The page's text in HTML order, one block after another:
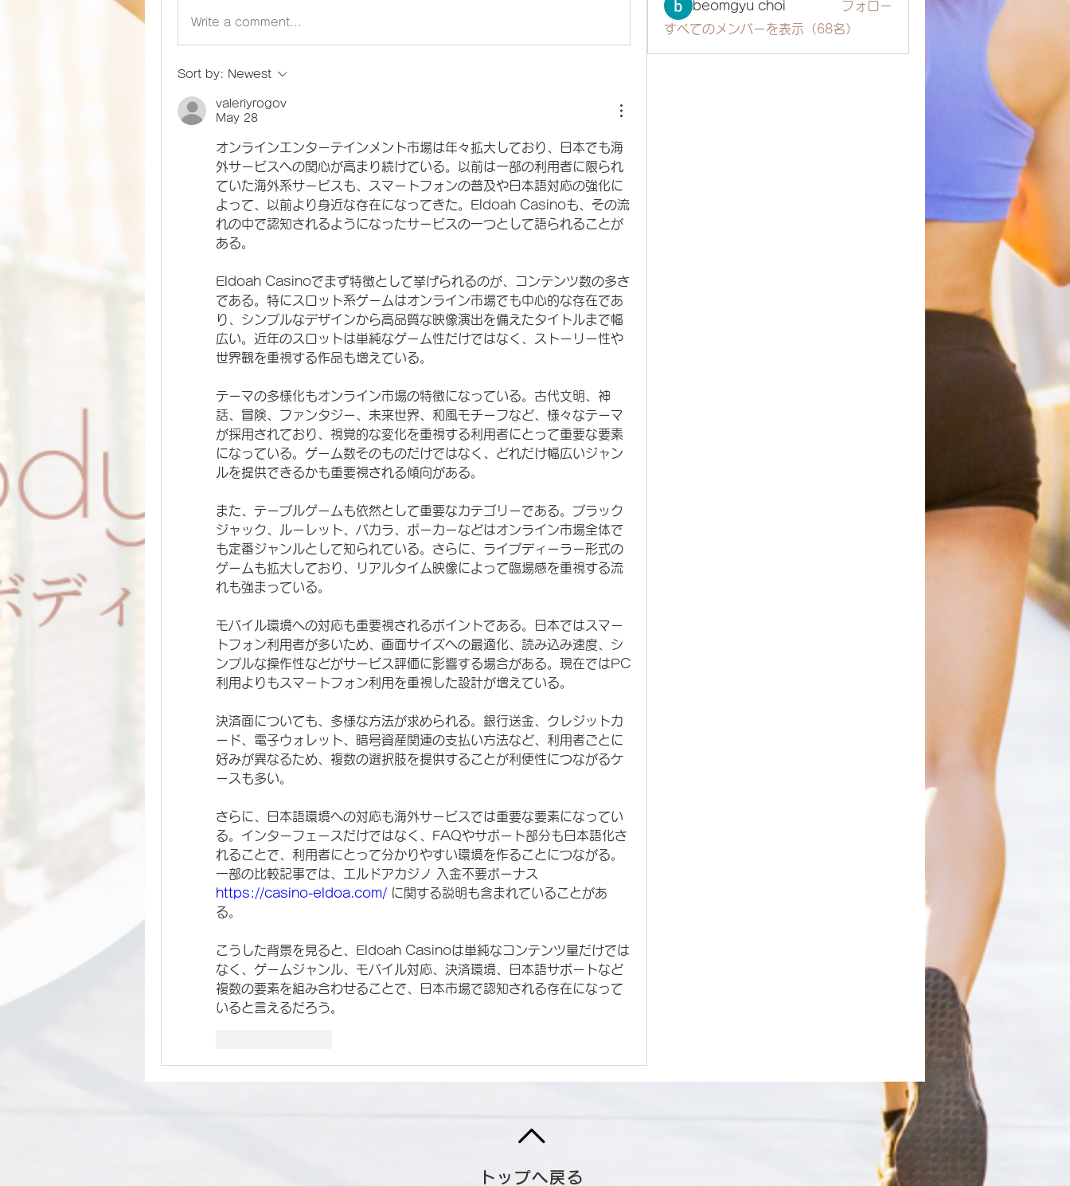
Write a comment...
Sort by: Newest
valeriyrogov
May 28
オンラインエンターテインメント市場は年々拡大しており、日本でも海
外サービスへの関心が高まり続けている。以前は一部の利用者に限られ
ていた海外系サービスも、スマートフォンの普及や日本語対応の強化に
よって、以前より身近な存在になってきた。Eldoah Casinoも、その流
れの中で認知されるようになったサービスの一つとして語られることが
ある。
Eldoah Casinoでまず特徴として挙げられるのが、コンテンツ数の多さ
である。特にスロット系ゲームはオンライン市場でも中心的な存在であ
り、シンプルなデザインから高品質な映像演出を備えたタイトルまで幅
広い。近年のスロットは単純なゲーム性だけではなく、ストーリー性や
世界観を重視する作品も増えている。
テーマの多様化もオンライン市場の特徴になっている。古代文明、神
話、冒険、ファンタジー、未来世界、和風モチーフなど、様々なテーマ
が採用されており、視覚的な変化を重視する利用者にとって重要な要素
になっている。ゲーム数そのものだけではなく、どれだけ幅広いジャン
ルを提供できるかも重要視される傾向がある。
また、テーブルゲームも依然として重要なカテゴリーである。ブラック
ジャック、ルーレット、バカラ、ポーカーなどはオンライン市場全体で
も定番ジャンルとして知られている。さらに、ライブディーラー形式の
ゲームも拡大しており、リアルタイム映像によって臨場感を重視する流
れも強まっている。
モバイル環境への対応も重要視されるポイントである。日本ではスマー
トフォン利用者が多いため、画面サイズへの最適化、読み込み速度、シ
ンプルな操作性などがサービス評価に影響する場合がある。現在ではPC
利用よりもスマートフォン利用を重視した設計が増えている。
決済面についても、多様な方法が求められる。銀行送金、クレジットカ
ード、電子ウォレット、暗号資産関連の支払い方法など、利用者ごとに
好みが異なるため、複数の選択肢を提供することが利便性につながるケ
ースも多い。
さらに、日本語環境への対応も海外サービスでは重要な要素になってい
る。インターフェースだけではなく、FAQやサポート部分も日本語化さ
れることで、利用者にとって分かりやすい環境を作ることにつながる。
https://casino-eldoa.com/ に関する説明も含まれていることがあ
る。
こうした背景を見ると、Eldoah Casinoは単純なコンテンツ量だけでは
なく、ゲームジャンル、モバイル対応、決済環境、日本語サポートなど
複数の要素を組み合わせることで、日本市場で認知される存在になって
いると言えるだろう。
beomgyu choi
フォロー
すべてのメンバーを表示（68名）
トップへ戻る